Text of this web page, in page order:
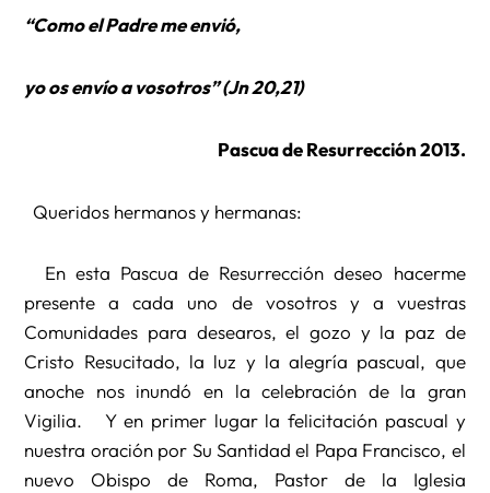
“Como el Padre me envió,
yo os envío a vosotros” (Jn 20,21)
Pascua de Resurrección 2013.
Queridos hermanos y hermanas:
En esta Pascua de Resurrección deseo hacerme
presente a cada uno de vosotros y a vuestras
Comunidades para desearos, el gozo y la paz de
Cristo Resucitado, la luz y la alegría pascual, que
anoche nos inundó en la celebración de la gran
Vigilia. Y en primer lugar la felicitación pascual y
nuestra oración por Su Santidad el Papa Francisco, el
nuevo Obispo de Roma, Pastor de la Iglesia